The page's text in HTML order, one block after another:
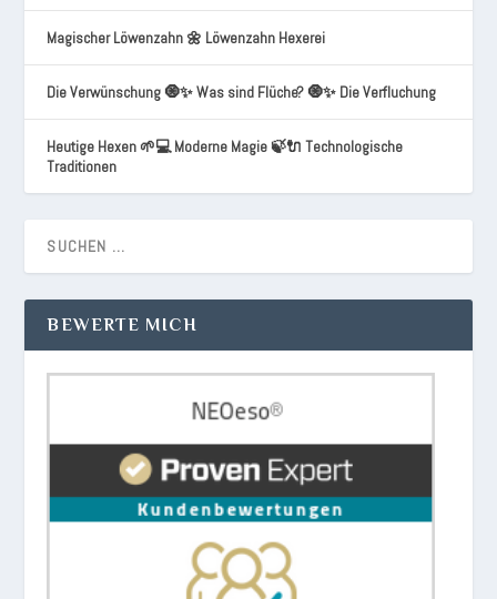
Magischer Löwenzahn 🌼 Löwenzahn Hexerei
Die Verwünschung 🧿✨ Was sind Flüche? 🧿✨ Die Verfluchung
Heutige Hexen 🌱💻 Moderne Magie 🍃🔌 Technologische
Traditionen
BEWERTE MICH